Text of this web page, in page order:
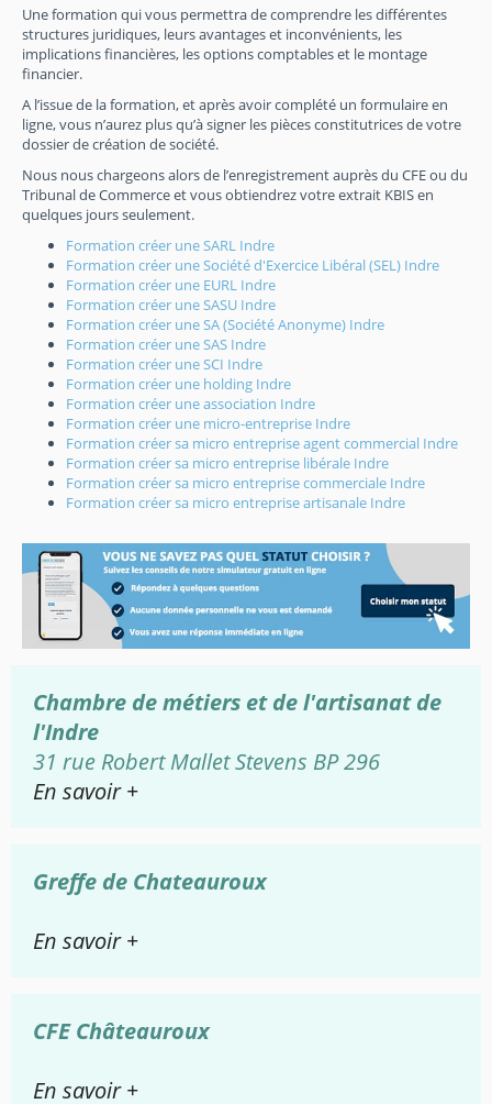
Une formation qui vous permettra de comprendre les différentes
structures juridiques, leurs avantages et inconvénients, les
implications financières, les options comptables et le montage
financier.
A l’issue de la formation, et après avoir complété un formulaire en
ligne, vous n’aurez plus qu’à signer les pièces constitutrices de votre
dossier de création de société.
Nous nous chargeons alors de l’enregistrement auprès du CFE ou du
Tribunal de Commerce et vous obtiendrez votre extrait KBIS en
quelques jours seulement.
Formation créer une SARL Indre
Formation créer une Société d'Exercice Libéral (SEL) Indre
Formation créer une EURL Indre
Formation créer une SASU Indre
Formation créer une SA (Société Anonyme) Indre
Formation créer une SAS Indre
Formation créer une SCI Indre
Formation créer une holding Indre
Formation créer une association Indre
Formation créer une micro-entreprise Indre
Formation créer sa micro entreprise agent commercial Indre
Formation créer sa micro entreprise libérale Indre
Formation créer sa micro entreprise commerciale Indre
Formation créer sa micro entreprise artisanale Indre
Chambre de métiers et de l'artisanat de
l'Indre
31 rue Robert Mallet Stevens BP 296
En savoir +
Greffe de Chateauroux
En savoir +
CFE Châteauroux
En savoir +